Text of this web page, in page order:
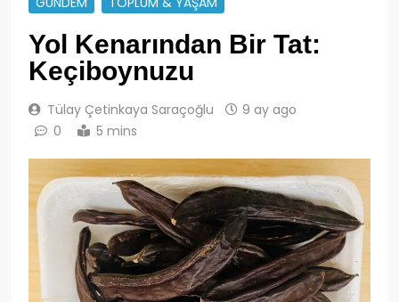
Yol Kenarından Bir Tat:
Keçiboynuzu
Tülay Çetinkaya Saraçoğlu
9 ay ago
0
5 mins